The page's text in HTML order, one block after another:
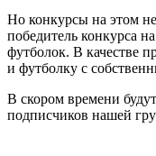
Но конкурсы на этом
победитель конкурса
футболок. В качестве
и футболку с
В скором времени
подписчиков нашей